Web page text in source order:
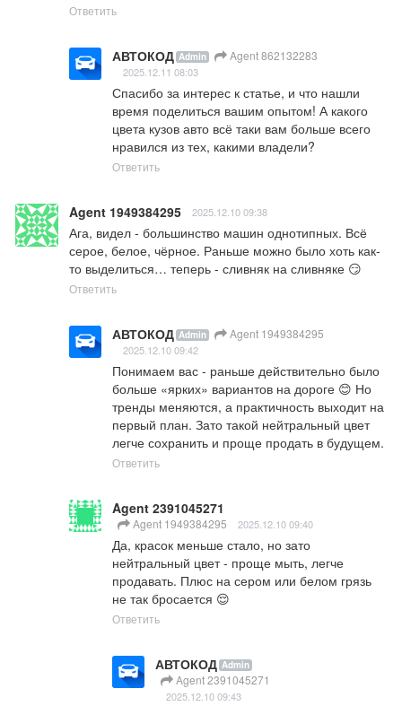
Ответить
АВТОКОД Admin Agent 862132283
2025.12.11 08:03
Спасибо за интерес к статье, и что нашли
время поделиться вашим опытом! А какого
цвета кузов авто всё таки вам больше всего
нравился из тех, какими владели?
Ответить
Agent 1949384295 2025.12.10 09:38
Ага, видел - большинство машин однотипных. Всё
серое, белое, чёрное. Раньше можно было хоть как-
то выделиться… теперь - сливняк на сливняке 😏
Ответить
АВТОКОД Admin Agent 1949384295
2025.12.10 09:42
Понимаем вас - раньше действительно было
больше «ярких» вариантов на дороге 😊 Но
тренды меняются, а практичность выходит на
первый план. Зато такой нейтральный цвет
легче сохранить и проще продать в будущем.
Ответить
Agent 2391045271
Agent 1949384295 2025.12.10 09:40
Да, красок меньше стало, но зато
нейтральный цвет - проще мыть, легче
продавать. Плюс на сером или белом грязь
не так бросается 😌
Ответить
АВТОКОД Admin
Agent 2391045271
2025.12.10 09:43